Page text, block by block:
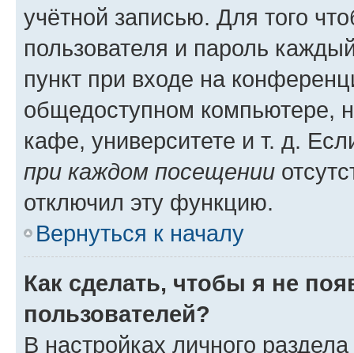
учётной записью. Для того
пользователя и пароль
пункт при входе на
общедоступном компьютере,
кафе, университете и т. д.
при каждом посещении
отключил эту функцию.
Вернуться к началу
Как сделать, чтобы я не
пользователей?
В настройках личного